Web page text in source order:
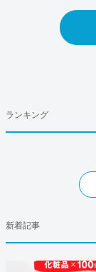
ランキング
新着記事